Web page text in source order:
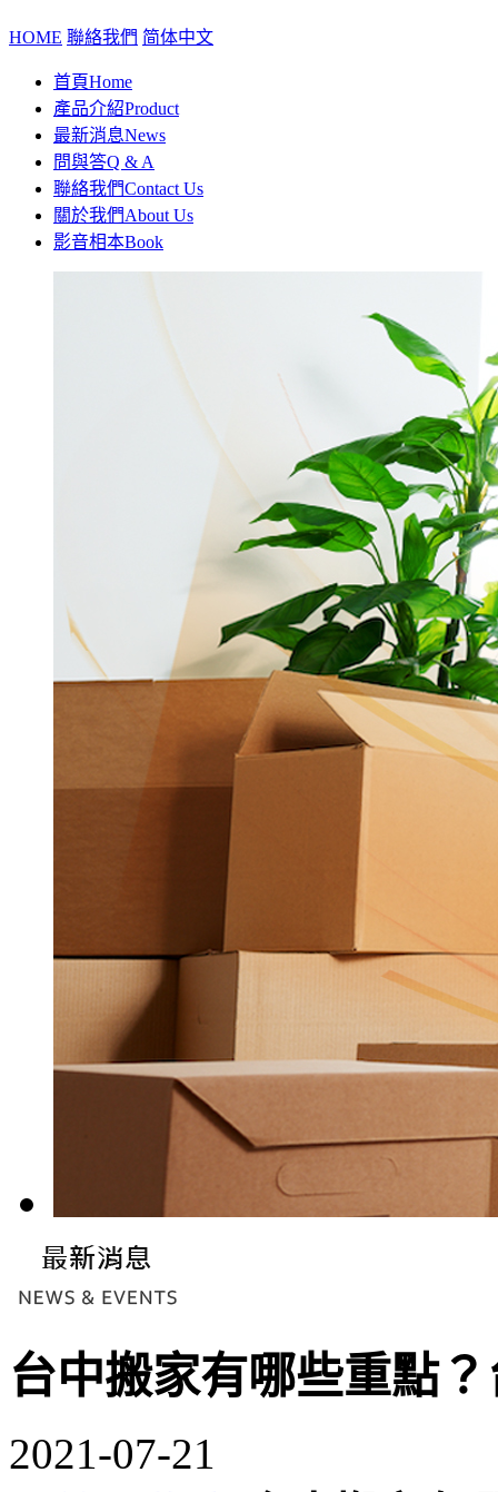
HOME 聯絡我們 简体中文
首頁Home
產品介紹Product
最新消息News
問與答Q & A
聯絡我們Contact Us
關於我們About Us
影音相本Book
台中搬家有哪些重點
2021-07-21